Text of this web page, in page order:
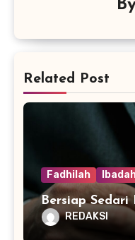
Related Post
Fadhilah
Bersiap Sedari
REDAKSI